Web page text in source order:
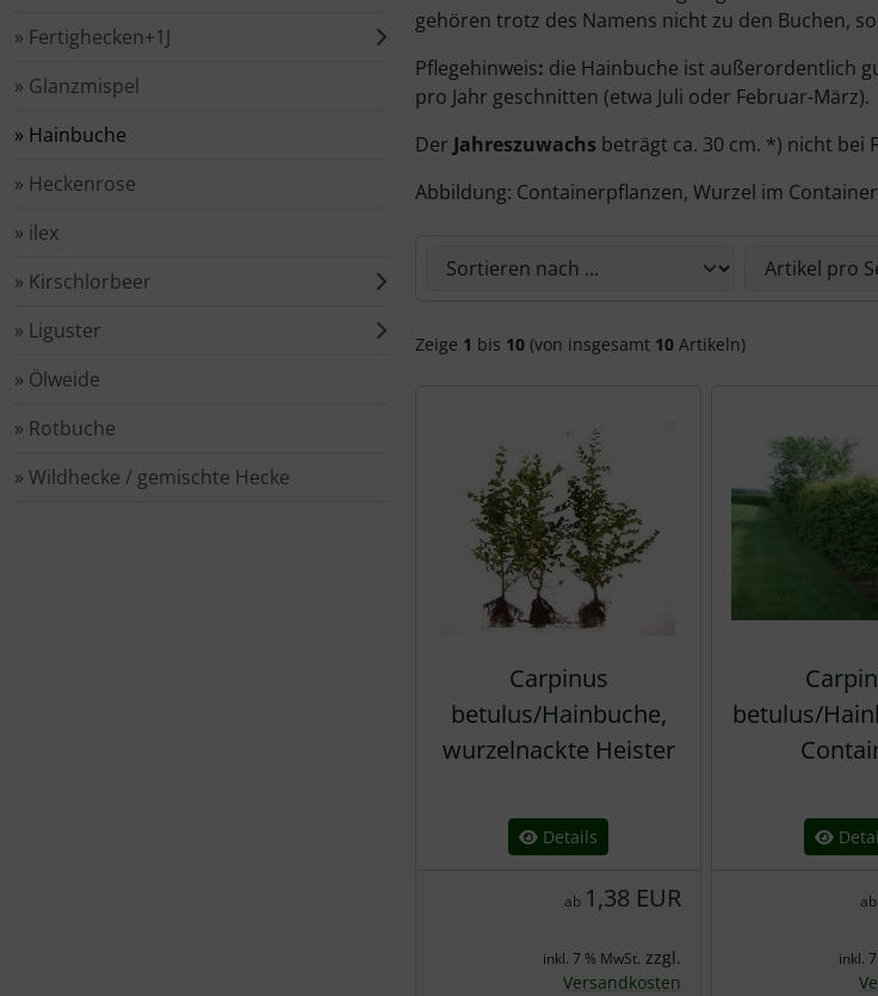
» Fertighecken+1J
» Glanzmispel
» Hainbuche
» Heckenrose
» ilex
» Kirschlorbeer
» Liguster
» Ölweide
» Rotbuche
» Wildhecke / gemischte Hecke
gehören trotz des Namens nicht zu den Buchen,
Pflegehinweis: die Hainbuche ist außerordentlich
pro Jahr geschnitten (etwa Juli oder Februar-März).
Der Jahreszuwachs beträgt ca. 30 cm. *) nicht bei
Abbildung: Containerpflanzen, Wurzel im
Hier können die nachfolgenden Artikel
Zeige 1 bis 10 (von insgesamt 10 Artikeln)
Carpinus
betulus/Hainbuche,
wurzelnackte Heister
Details
ab 1,38 EUR
inkl. 7 % MwSt. zzgl.
Versandkosten
betulus/
ab
inkl.